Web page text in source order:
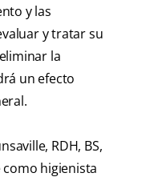
y las
y tratar su
la
un efecto
RDH, BS,
higienista